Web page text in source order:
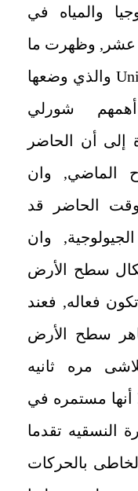
والمياه في
عشر, وظهرت ما
والذي وضعها
شورلي
إلى أن الحاضر
الماضي, وان
الحاضر قد
وان
سطح الأرض
تكون فعاله, فعند
سطح الأرض
مره ثانيه
أنها مستمره في
النسقيه تقدما
بالحركات